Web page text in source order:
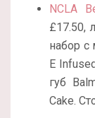
NCLA
£17.50,
набор с
E
губ
Cake.